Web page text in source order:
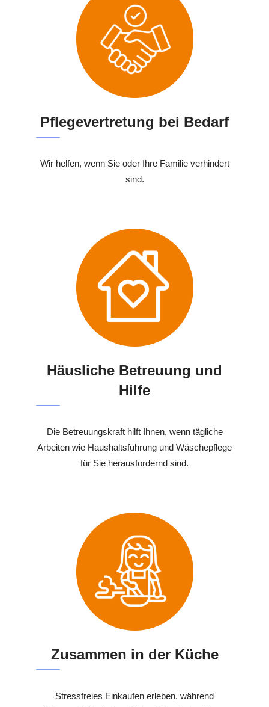
Pflegevertretung bei Bedarf
Wir helfen, wenn Sie oder Ihre Familie verhindert
sind.
Häusliche Betreuung und
Hilfe
Die Betreuungskraft hilft Ihnen, wenn tägliche
Arbeiten wie Haushaltsführung und Wäschepflege
für Sie herausfordernd sind.
Zusammen in der Küche
Stressfreies Einkaufen erleben, während